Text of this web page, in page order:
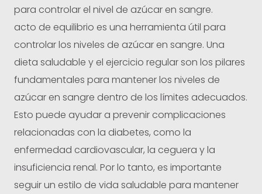
para controlar el nivel de azúcar en sangre.
acto de equilibrio es una herramienta útil para
controlar los niveles de azúcar en sangre. Una
dieta saludable y el ejercicio regular son los pilares
fundamentales para mantener los niveles de
azúcar en sangre dentro de los límites adecuados.
Esto puede ayudar a prevenir complicaciones
relacionadas con la diabetes, como la
enfermedad cardiovascular, la ceguera y la
insuficiencia renal. Por lo tanto, es importante
seguir un estilo de vida saludable para mantener